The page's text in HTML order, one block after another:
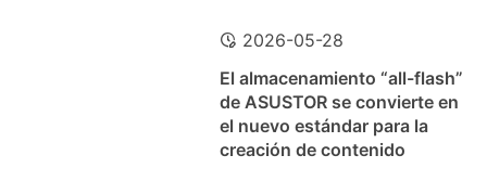
2026-05-28
El almacenamiento “all-flash”
de ASUSTOR se convierte en
el nuevo estándar para la
creación de contenido